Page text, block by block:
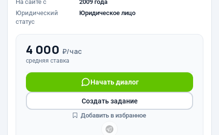
На сайте с
2009 года
Юридический
статус
Юридическое лицо
4 000 ₽/час
средняя ставка
Начать диалог
Создать задание
Добавить в избранное